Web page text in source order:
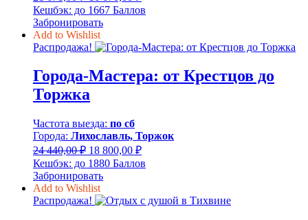
цена
составляла
21
671,00 ₽.
цена:
16
Кешбэк: до 1667 Баллов
Забронировать
Add to Wishlist
Распродажа!
Города-Мастера: от Крестцов до
Торжка
Частота выезда: по сб
Города: Лихославль, Торжок
24 440,00₽ Первоначальная
цена
составляла
24
440,00 ₽.
18 800,00 ₽Текущая
цена:
18
Кешбэк: до 1880 Баллов
Забронировать
Add to Wishlist
Распродажа!